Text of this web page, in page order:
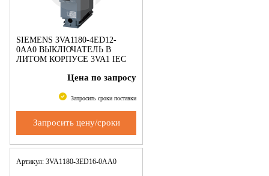
SIEMENS 3VA1180-4ED12-
0AA0 ВЫКЛЮЧАТЕЛЬ В
ЛИТОМ КОРПУСЕ 3VA1 IEC
ОТКЛ. СПОСОБНОСТИ S
ЗАЩИТА ЛИНИИ TM21
Цена по запросу
Запросить сроки поставки
Запросить цену/сроки
Артикул: 3VA1180-3ED16-0AA0